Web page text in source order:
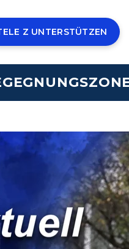
Z UNTERSTÜTZEN